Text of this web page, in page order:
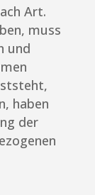
Art.
muss
und
haben
der